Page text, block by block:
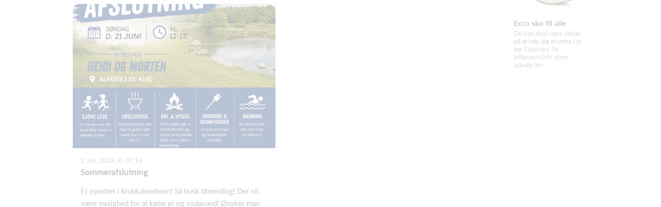
Ecco sko til alle
Du kan altid være sikker
på at føle dig til rette i et
par Ecco sko. Se
billigsport24s store
udvalg her.
2. jun. 2026, kl. 07.16
Sommerafslutning
Er oprettet i klubkalenderen! Så husk tilmelding! Der vil
være mulighed for at købe øl og sodavand! Ønsker man